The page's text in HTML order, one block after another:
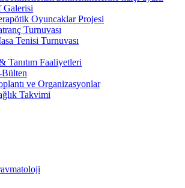
Galerisi
Oyuncaklar Projesi
Turnuvası
Tenisi Turnuvası
Tanıtım Faaliyetleri
ve Organizasyonlar
Takvimi